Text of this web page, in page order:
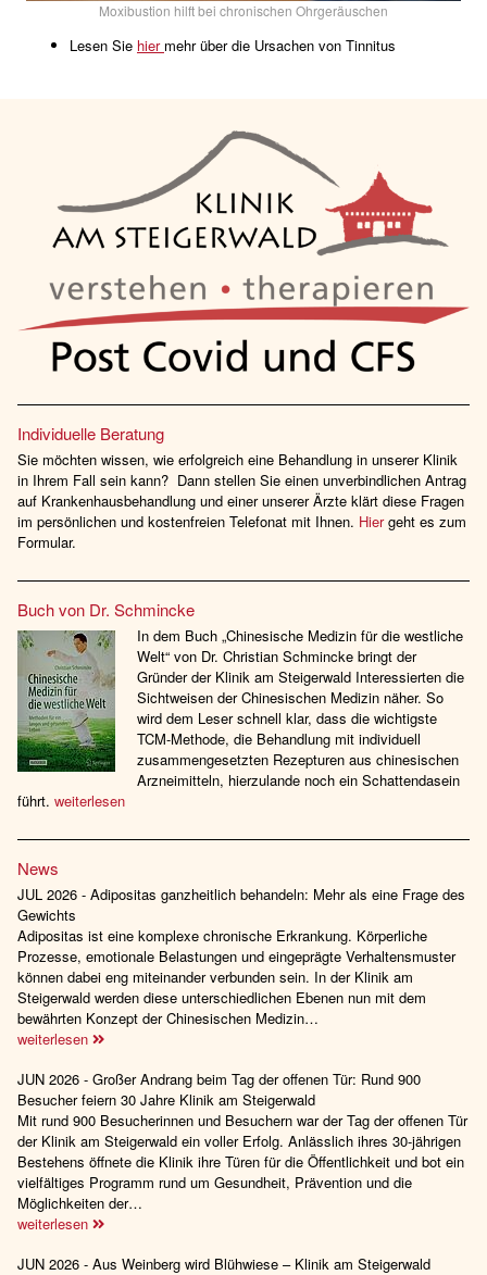
Moxibustion hilft bei chronischen Ohrgeräuschen
Lesen Sie hier mehr über die Ursachen von Tinnitus
Individuelle Beratung
Sie möchten wissen, wie erfolgreich eine Behandlung in unserer Klinik
in Ihrem Fall sein kann? Dann stellen Sie einen unverbindlichen Antrag
auf Krankenhausbehandlung und einer unserer Ärzte klärt diese Fragen
im persönlichen und kostenfreien Telefonat mit Ihnen. Hiergeht es zum
Formular.
Buch von Dr. Schmincke
In dem Buch „Chinesische Medizin für die westliche
Welt“ von Dr. Christian Schmincke bringt der
Gründer der Klinik am Steigerwald Interessierten die
Sichtweisen der Chinesischen Medizin näher. So
wird dem Leser schnell klar, dass die wichtigste
TCM-Methode, die Behandlung mit individuell
zusammengesetzten Rezepturen aus chinesischen
Arzneimitteln, hierzulande noch ein Schattendasein
führt. weiterlesen
News
JUL 2026 - Adipositas ganzheitlich behandeln: Mehr als eine Frage des
Gewichts
Adipositas ist eine komplexe chronische Erkrankung. Körperliche
Prozesse, emotionale Belastungen und eingeprägte Verhaltensmuster
können dabei eng miteinander verbunden sein. In der Klinik am
Steigerwald werden diese unterschiedlichen Ebenen nun mit dem
bewährten Konzept der Chinesischen Medizin…
weiterlesen
JUN 2026 - Großer Andrang beim Tag der offenen Tür: Rund 900
Besucher feiern 30 Jahre Klinik am Steigerwald
Mit rund 900 Besucherinnen und Besuchern war der Tag der offenen Tür
der Klinik am Steigerwald ein voller Erfolg. Anlässlich ihres 30-jährigen
Bestehens öffnete die Klinik ihre Türen für die Öffentlichkeit und bot ein
vielfältiges Programm rund um Gesundheit, Prävention und die
Möglichkeiten der…
weiterlesen
JUN 2026 - Aus Weinberg wird Blühwiese – Klinik am Steigerwald